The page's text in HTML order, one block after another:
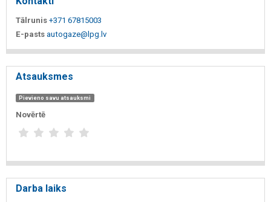
Tālrunis +371 67815003
E-pasts autogaze@lpg.lv
Atsauksmes
Pievieno savu atsauksmi
Novērtē
Darba laiks